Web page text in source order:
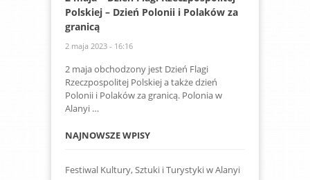
Polskiej – Dzień Polonii i Polaków za
granicą
2 maja 2023 - 16:16
2 maja obchodzony jest Dzień Flagi
Rzeczpospolitej Polskiej a także dzień
Polonii i Polaków za granicą. Polonia w
Alanyi …
NAJNOWSZE WPISY
Festiwal Kultury, Sztuki i Turystyki w Alanyi